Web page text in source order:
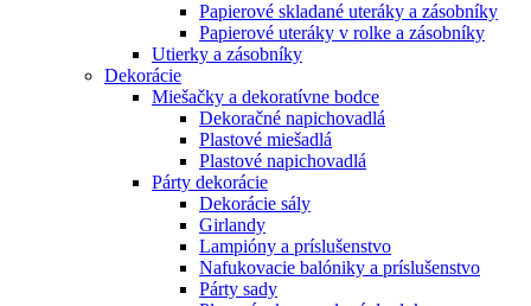
Papierové skladané uteráky a zásobníky
Papierové uteráky v rolke a zásobníky
Utierky a zásobníky
Dekorácie
Miešačky a dekoratívne bodce
Dekoračné napichovadlá
Plastové miešadlá
Plastové napichovadlá
Párty dekorácie
Dekorácie sály
Girlandy
Lampióny a príslušenstvo
Nafukovacie balóniky a príslušenstvo
Párty sady